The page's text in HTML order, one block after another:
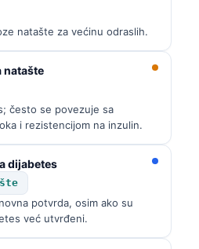
natašte za većinu odraslih.
natašte
često se povezuje sa
i rezistencijom na inzulin.
dijabetes
potvrda, osim ako su
već utvrđeni.